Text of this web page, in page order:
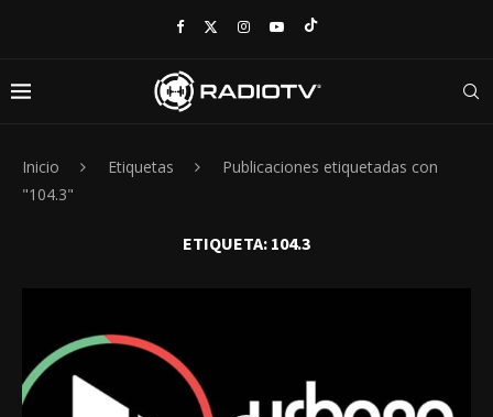
Inicio Etiquetas
Publicaciones etiquetadas con
"104.3"
ETIQUETA: 104.3